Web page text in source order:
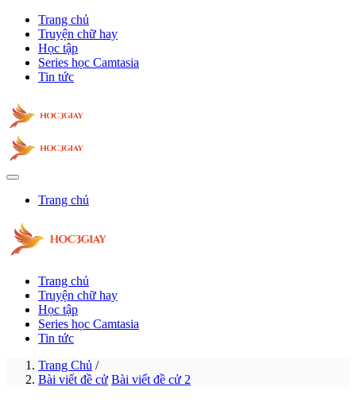
Trang chủ
Truyện chữ hay
Học tập
Series học Camtasia
Tin tức
Trang chủ
Trang chủ
Truyện chữ hay
Học tập
Series học Camtasia
Tin tức
Trang Chủ /
Bài viết đề cử Bài viết đề cử 2